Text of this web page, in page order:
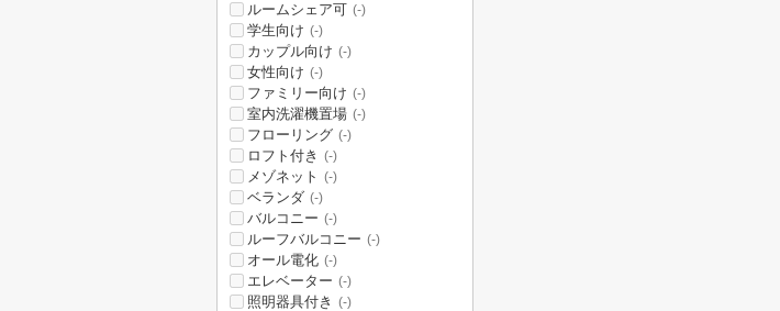
ルームシェア可 (-)
学生向け (-)
カップル向け (-)
女性向け (-)
ファミリー向け (-)
室内洗濯機置場 (-)
フローリング (-)
ロフト付き (-)
メゾネット (-)
ベランダ (-)
バルコニー (-)
ルーフバルコニー (-)
オール電化 (-)
エレベーター (-)
照明器具付き (-)